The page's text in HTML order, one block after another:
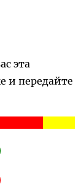
эта
и передайте